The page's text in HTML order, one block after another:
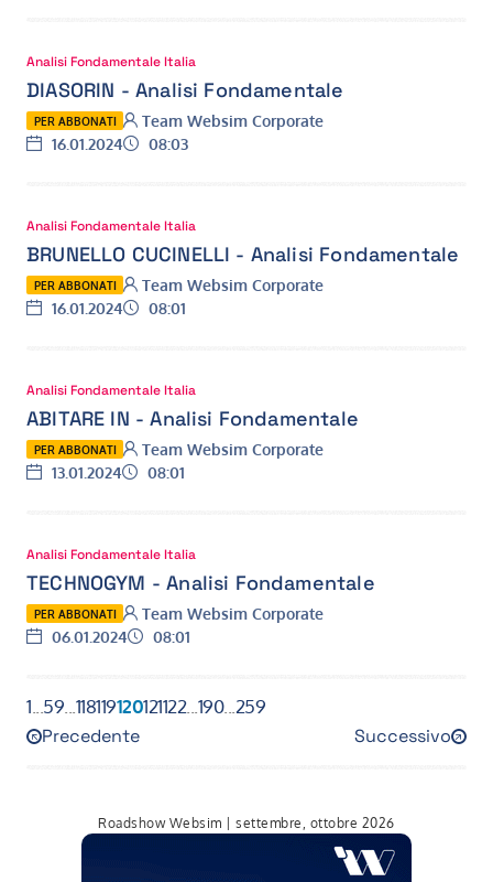
Analisi Fondamentale Italia
DIASORIN - Analisi Fondamentale
PER ABBONATI Autore:
Team Websim Corporate
Data:
16.01.2024 Ora:
08:03
Analisi Fondamentale Italia
BRUNELLO CUCINELLI - Analisi Fondamentale
PER ABBONATI Autore:
Team Websim Corporate
Data:
16.01.2024 Ora:
08:01
Analisi Fondamentale Italia
ABITARE IN - Analisi Fondamentale
PER ABBONATI Autore:
Team Websim Corporate
Data:
13.01.2024 Ora:
08:01
Analisi Fondamentale Italia
TECHNOGYM - Analisi Fondamentale
PER ABBONATI Autore:
Team Websim Corporate
Data:
06.01.2024 Ora:
08:01
1 59 118119120121122... 190... 259
Precedente
119 Successivo121
Roadshow Websim | settembre, ottobre 2026